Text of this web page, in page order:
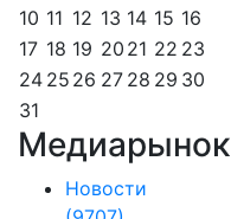
10 11 12 13 14 15 16
17 18 19 20 21 22 23
24 25 26 27 28 29 30
31
Медиарынок
Новости